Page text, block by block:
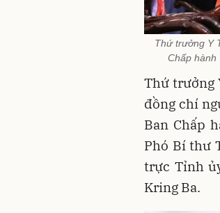
Thứ trưởng Y
Chấp hành
Thứ trưởng
đồng chí
Ban Chấp
Phó Bí thư
trực Tỉnh
Kring Ba.